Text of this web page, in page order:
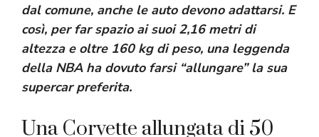
dal comune, anche le auto devono adattarsi. E
così, per far spazio ai suoi 2,16 metri di
altezza e oltre 160 kg di peso, una leggenda
della NBA ha dovuto farsi “allungare” la sua
supercar preferita.
Una Corvette allungata di 50